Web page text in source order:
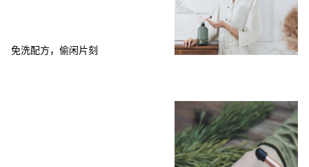
免洗配方，偷闲片刻